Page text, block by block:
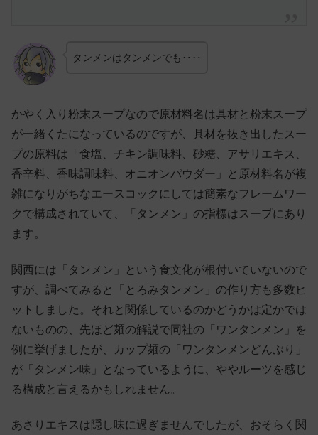
タンメンはタンメンでも‥‥
かやく入り粉末スープなので原材料名は具材と粉末スープ
が一緒くたになっているのですが、具材を抜き出したスー
プの原料は「食塩、チキン調味料、砂糖、アサリエキス、
香辛料、香味調味料、オニオンパウダー」と原材料名が複
雑になりがちなエースコックにしては簡素なフレームワー
クで構成されていて、「タンメン」の指標はスープにあり
ます。
関西には「タンメン」という食文化が根付いていないので
すが、調べてみると「とろみタンメン」の作り方も多数ヒ
ットしました。それと関係しているのかどうかは定かでは
ないものの、先ほど麺の解説で同社の「ワンタンメン」を
例に挙げましたが、カップ麺の「ワンタンメンどんぶり」
が「タンメン味」となっているように、ややルーツを感じ
る構成と言えるかもしれません。
あさりエキスは隠し味に過ぎませんでしたが、おそらく関